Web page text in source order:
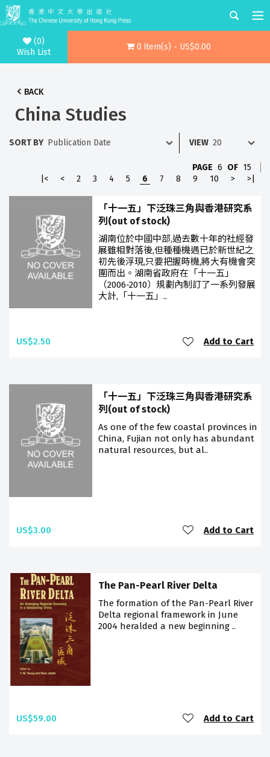
(0)
Wish List
0 item(s) - US$0.00
BACK
China Studies
SORT BY VIEW
PAGE 6 OF 15
|<
< 2 3 4 5 6 7 8 9 10 > >|
「十一五」下泛珠三角與香港研究系
列(out of stock)
湖南位於中國中部,過去數十年的社經發
展雖相對落後,但種種機遇已於新世紀之
初先後浮現,只要把握時機,將大有機會突
圍而出。湖南省政府在「十一五」
（2006-2010）規劃內制訂了一系列發展
大計,「十一五」..
US$2.50 Add to Cart
「十一五」下泛珠三角與香港研究系
列(out of stock)
As one of the few coastal provinces in
China, Fujian not only has abundant
natural resources, but al..
US$3.00 Add to Cart
The Pan-Pearl River Delta
The formation of the Pan-Pearl River
Delta regional framework in June
2004 heralded a new beginning ..
US$59.00 Add to Cart